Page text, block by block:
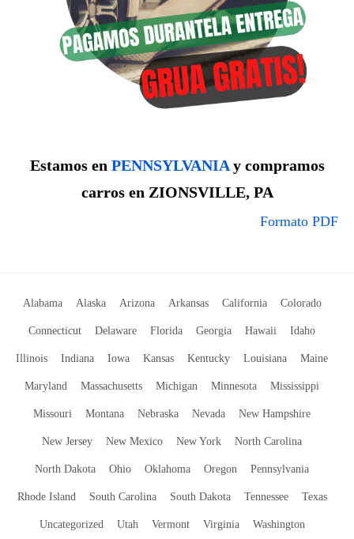
Estamos en PENNSYLVANIAy compramos
carros en ZIONSVILLE, PA
Formato PDF
Alabama Alaska Arizona Arkansas California Colorado
Connecticut Delaware Florida Georgia Hawaii Idaho
Illinois Indiana Iowa Kansas Kentucky Louisiana Maine
Maryland Massachusetts Michigan Minnesota Mississippi
Missouri Montana Nebraska Nevada New Hampshire
New Jersey New Mexico New York North Carolina
North Dakota Ohio Oklahoma Oregon Pennsylvania
Rhode Island South Carolina South Dakota Tennessee Texas
Uncategorized Utah Vermont Virginia Washington